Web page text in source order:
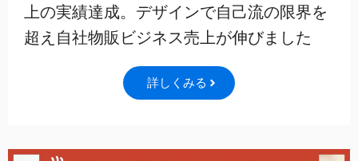
上の実績達成。デザインで自己流の限界を
超え自社物販ビジネス売上が伸びました
詳しくみる